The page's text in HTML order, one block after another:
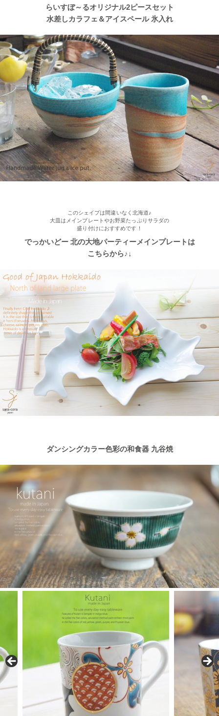
い飲み物が欲しくなりますね！
2022/11/09
≪人気商品≫ 焼き魚がおいしい季節ですね♪長角皿はぴったりの
アイテムです！
2022/11/09
≪おすすめ≫ お料理メニューを選ばない すごい和食器セット
光沢ある真っ黒な和モダン食器 ポカポカ春さくらの舞桜 24ピー
ス家族セット
らいすぼ～るオリジナル2ピースセット
水差しカラフェ＆アイスペール 氷入れ
このシェイプは間違いなく北海道♪
大皿はメインプレートやお野菜たっぷりサラダの
盛り付けにおすすめです！
でっかいどー 北の大地パーティーメインプレートは
こちらから♪↓
ダンシングカラー色彩の和食器 九谷焼